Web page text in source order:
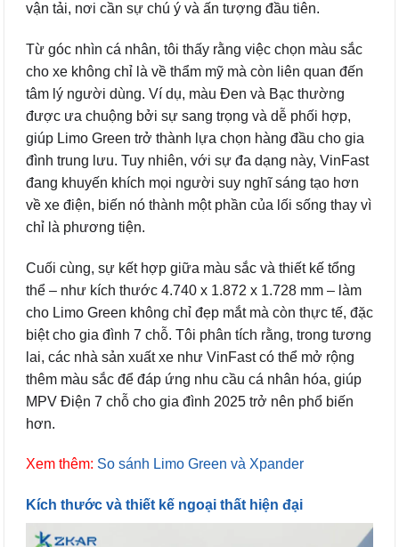
vận tải, nơi cần sự chú ý và ấn tượng đầu tiên.
Từ góc nhìn cá nhân, tôi thấy rằng việc chọn màu sắc
cho xe không chỉ là về thẩm mỹ mà còn liên quan đến
tâm lý người dùng. Ví dụ, màu Đen và Bạc thường
được ưa chuộng bởi sự sang trọng và dễ phối hợp,
giúp Limo Green trở thành lựa chọn hàng đầu cho gia
đình trung lưu. Tuy nhiên, với sự đa dạng này, VinFast
đang khuyến khích mọi người suy nghĩ sáng tạo hơn
về xe điện, biến nó thành một phần của lối sống thay vì
chỉ là phương tiện.
Cuối cùng, sự kết hợp giữa màu sắc và thiết kế tổng
thể – như kích thước 4.740 x 1.872 x 1.728 mm – làm
cho Limo Green không chỉ đẹp mắt mà còn thực tế, đặc
biệt cho gia đình 7 chỗ. Tôi phân tích rằng, trong tương
lai, các nhà sản xuất xe như VinFast có thể mở rộng
thêm màu sắc để đáp ứng nhu cầu cá nhân hóa, giúp
MPV Điện 7 chỗ cho gia đình 2025 trở nên phổ biến
hơn.
Xem thêm: So sánh Limo Green và Xpander
Kích thước và thiết kế ngoại thất hiện đại